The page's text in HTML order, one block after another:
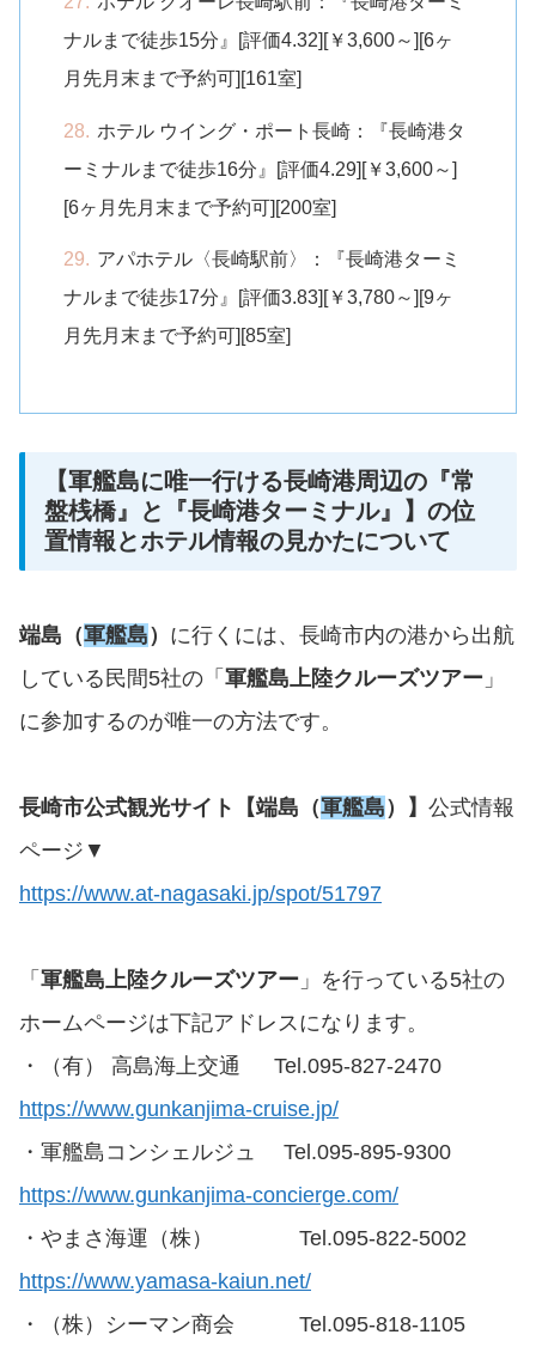
ナルまで徒歩15分』[評価4.32][￥3,600～][6ヶ
月先月末まで予約可][161室]
ホテル ウイング・ポート長崎：『長崎港タ
ーミナルまで徒歩16分』[評価4.29][￥3,600～]
[6ヶ月先月末まで予約可][200室]
アパホテル〈長崎駅前〉：『長崎港ターミ
ナルまで徒歩17分』[評価3.83][￥3,780～][9ヶ
月先月末まで予約可][85室]
【軍艦島に唯一行ける長崎港周辺の『常
盤桟橋』と『長崎港ターミナル』】の位
置情報とホテル情報の見かたについて
端島（軍艦島） に行くには、長崎市内の港から出航
している民間5社の「 軍艦島上陸クルーズツアー 」
に参加するのが唯一の方法です。
長崎市公式観光サイト【端島（軍艦島）】 公式情報
ページ▼
https://www.at-nagasaki.jp/spot/51797
「 軍艦島上陸クルーズツアー 」を行っている5社の
ホームページは下記アドレスになります。
・（有） ⾼島海上交通 Tel.095-827-2470
https://www.gunkanjima-cruise.jp/
・軍艦島コンシェルジュ Tel.095-895-9300
https://www.gunkanjima-concierge.com/
・やまさ海運（株） Tel.095-822-5002
https://www.yamasa-kaiun.net/
・（株）シーマン商会 Tel.095-818-1105